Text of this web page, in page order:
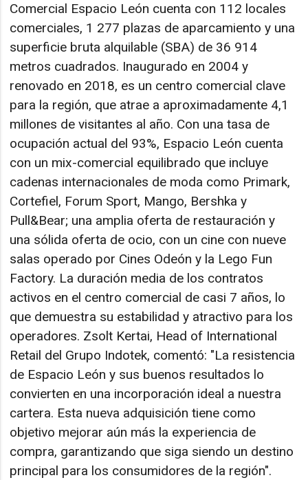
Comercial Espacio León cuenta con 112 locales
comerciales, 1 277 plazas de aparcamiento y una
superficie bruta alquilable (SBA) de 36 914
metros cuadrados. Inaugurado en 2004 y
renovado en 2018, es un centro comercial clave
para la región, que atrae a aproximadamente 4,1
millones de visitantes al año. Con una tasa de
ocupación actual del 93%, Espacio León cuenta
con un mix-comercial equilibrado que incluye
cadenas internacionales de moda como Primark,
Cortefiel, Forum Sport, Mango, Bershka y
Pull&Bear; una amplia oferta de restauración y
una sólida oferta de ocio, con un cine con nueve
salas operado por Cines Odeón y la Lego Fun
Factory. La duración media de los contratos
activos en el centro comercial de casi 7 años, lo
que demuestra su estabilidad y atractivo para los
operadores. Zsolt Kertai, Head of International
Retail del Grupo Indotek, comentó: "La resistencia
de Espacio León y sus buenos resultados lo
convierten en una incorporación ideal a nuestra
cartera. Esta nueva adquisición tiene como
objetivo mejorar aún más la experiencia de
compra, garantizando que siga siendo un destino
principal para los consumidores de la región".